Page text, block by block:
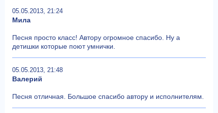
05.05.2013, 21:24
Мила
Песня просто класс! Автору огромное спасибо. Ну а
детишки которые поют умнички.
05.05.2013, 21:48
Валерий
Песня отличная. Большое спасибо автору и исполнителям.